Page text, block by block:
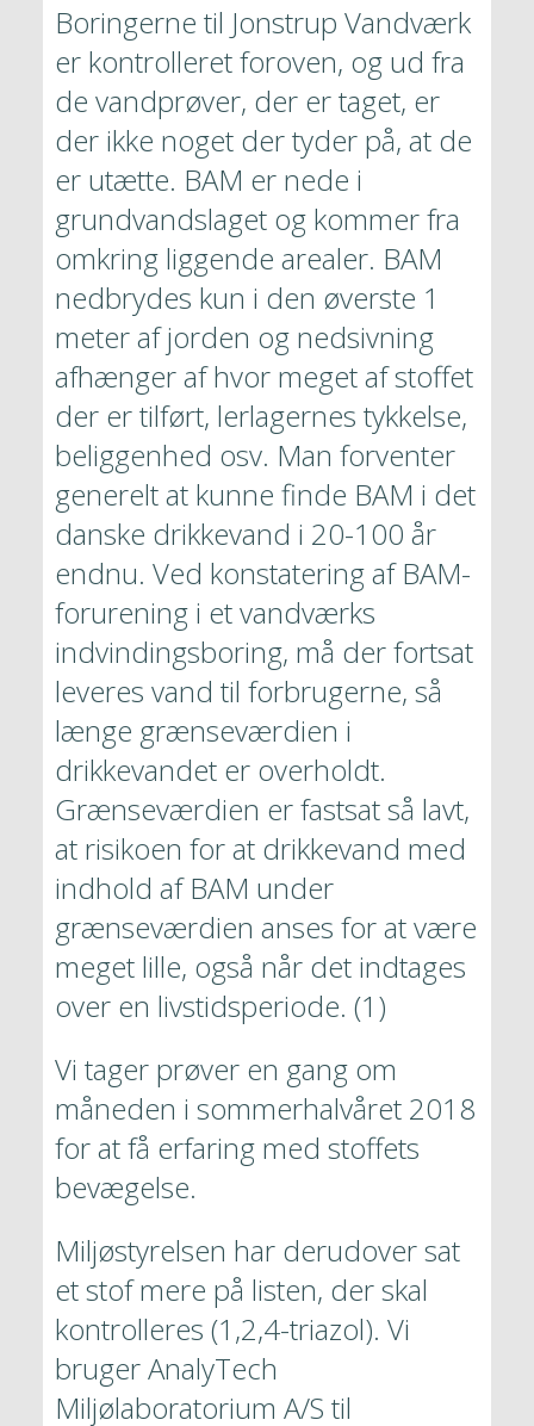
Boringerne til Jonstrup Vandværk
er kontrolleret foroven, og ud fra
de vandprøver, der er taget, er
der ikke noget der tyder på, at de
er utætte. BAM er nede i
grundvandslaget og kommer fra
omkring liggende arealer. BAM
nedbrydes kun i den øverste 1
meter af jorden og nedsivning
afhænger af hvor meget af stoffet
der er tilført, lerlagernes tykkelse,
beliggenhed osv. Man forventer
generelt at kunne finde BAM i det
danske drikkevand i 20-100 år
endnu. Ved konstatering af BAM-
forurening i et vandværks
indvindingsboring, må der fortsat
leveres vand til forbrugerne, så
længe grænseværdien i
drikkevandet er overholdt.
Grænseværdien er fastsat så lavt,
at risikoen for at drikkevand med
indhold af BAM under
grænseværdien anses for at være
meget lille, også når det indtages
over en livstidsperiode. (1)
Vi tager prøver en gang om
måneden i sommerhalvåret 2018
for at få erfaring med stoffets
bevægelse.
Miljøstyrelsen har derudover sat
et stof mere på listen, der skal
kontrolleres (1,2,4-triazol). Vi
bruger AnalyTech
Miljølaboratorium A/S til